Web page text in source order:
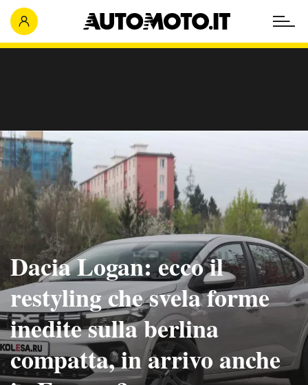
Dacia Logan: ecco il
restyling che svela forme
inedite sulla berlina
compatta, in arrivo anche